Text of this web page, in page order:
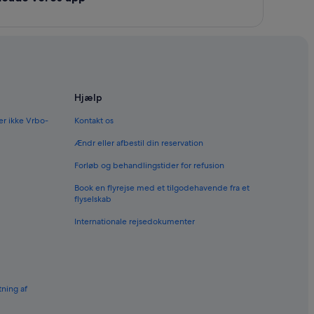
ikke Vrbo-
af
Hjælp
Kontakt os
Ændr eller afbestil din reservation
Forløb og behandlingstider for refusion
Book en flyrejse med et tilgodehavende fra et
flyselskab
Internationale rejsedokumenter